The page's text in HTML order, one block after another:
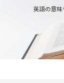
英語の意